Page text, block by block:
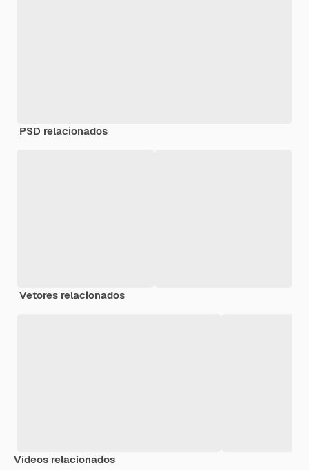
PSD relacionados
Vetores relacionados
Vídeos relacionados